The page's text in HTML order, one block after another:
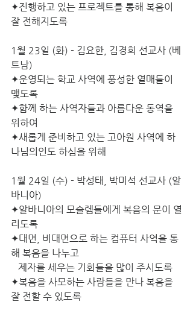
✦진행하고 있는 프로젝트를 통해 복음이
잘 전해지도록
1월 23일 (화) - 김요한, 김경희 선교사 (베
트남)
✦운영되는 학교 사역에 풍성한 열매들이
맺도록
✦함께 하는 사역자들과 아름다운 동역을
위하여
✦새롭게 준비하고 있는 고아원 사역에 하
나님의인도 하심을 위해
1월 24일 (수) - 박성태, 박미석 선교사 (알
바니아)
✦알바니아의 모슬렘들에게 복음의 문이 열
리도록
✦대면, 비대면으로 하는 컴퓨터 사역을 통
해 복음을 나누고
제자를 세우는 기회들을 많이 주시도록
✦복음을 사모하는 사람들을 만나 복음을
잘 전할 수 있도록